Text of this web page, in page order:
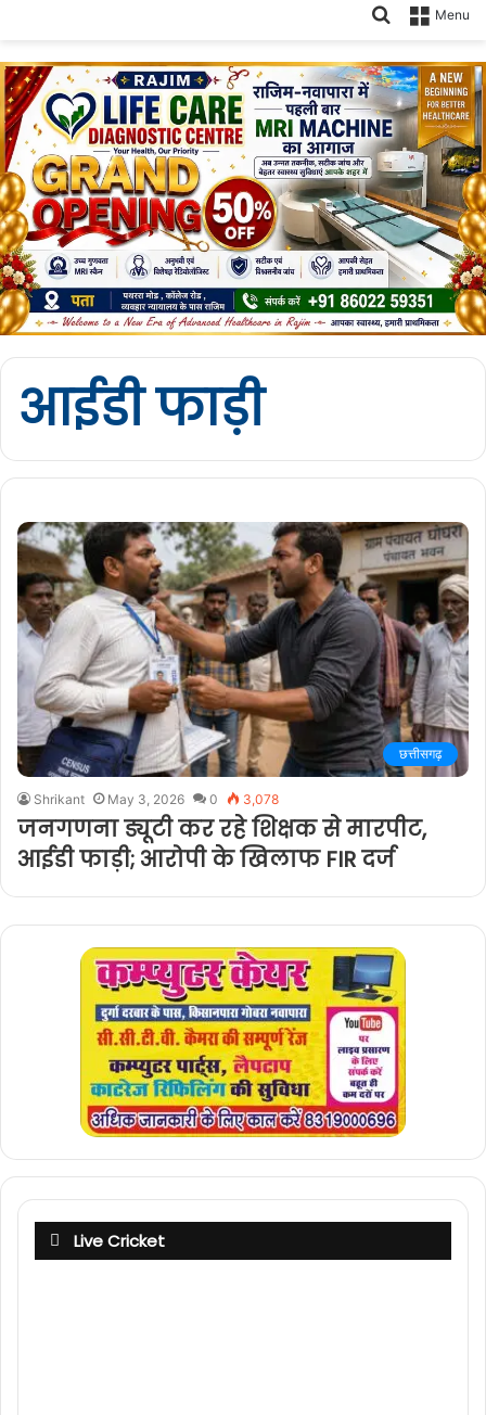
Menu
Search
आईडी फाड़ी
छत्तीसगढ़
Shrikant May 3, 2026 0 3,078
जनगणना ड्यूटी कर रहे शिक्षक से मारपीट,
आईडी फाड़ी; आरोपी के खिलाफ FIR दर्ज
Live Cricket